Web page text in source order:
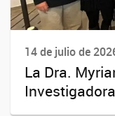
14 de julio de
La Dra.